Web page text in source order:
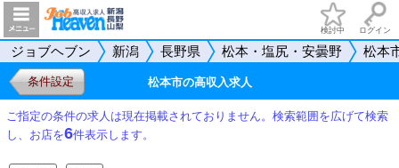
検討中 ログイン
ジョブヘブン 新潟 長野県 松本・塩尻・安曇野 松本
条件設定 松本市の高収入求人
ご指定の条件の求人は現在掲載されておりません。検索範囲を広げて検索
し、お店を6件表示します。